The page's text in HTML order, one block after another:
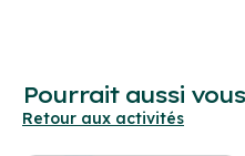
Pourrait aussi
Retour aux activités